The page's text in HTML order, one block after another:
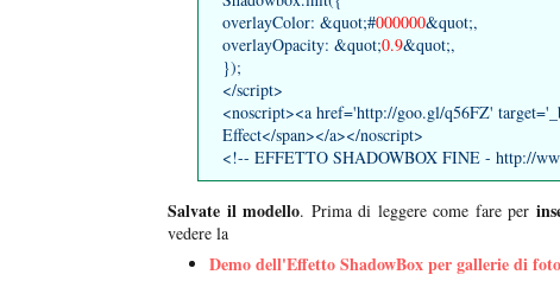
overlayColor: &quot;#000000&quot;,
overlayOpacity: &quot;0.9&quot;,
});
</script>
<noscript><a href='http://goo.gl/q56FZ'
Effect</span></a></noscript>
<!-- EFFETTO SHADOWBOX FINE - http://
Salvate il modello. Prima di leggere come fare per
vedere la
Demo dell'Effetto ShadowBox per gallerie di